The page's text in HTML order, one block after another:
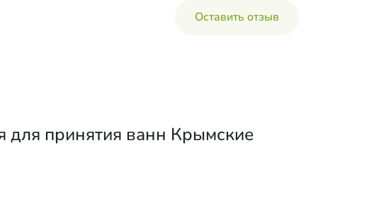
Оставить отзыв
для принятия ванн Крымские